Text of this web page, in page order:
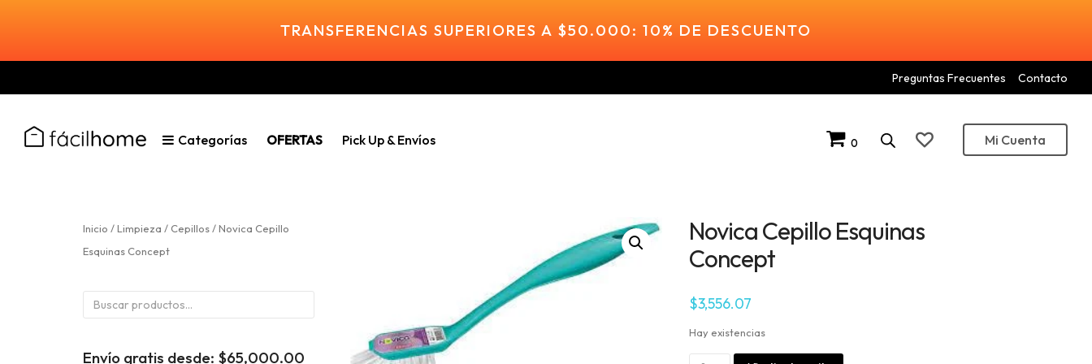
TRANSFERENCIAS SUPERIORES A $50.000: 10% DE DESCUENTO
Preguntas Frecuentes Contacto
Categorías OFERTAS Pick Up & Envíos 0 Mi Cuenta
Novica Cepillo Esquinas
Concept
$3,556.07
Hay existencias
Inicio /Limpieza / Cepillos/ Novica Cepillo
Esquinas Concept
Buscar
Envío gratis desde: $65,000.00